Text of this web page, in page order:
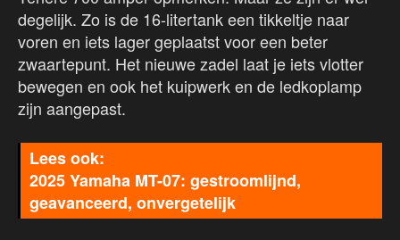
degelijk. Zo is de 16-litertank een tikkeltje naar
voren en iets lager geplaatst voor een beter
zwaartepunt. Het nieuwe zadel laat je iets vlotter
bewegen en ook het kuipwerk en de ledkoplamp
zijn aangepast.
2025 Yamaha MT-07: gestroomlijnd,
geavanceerd, onvergetelijk